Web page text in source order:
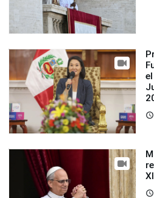
access_time
access_time